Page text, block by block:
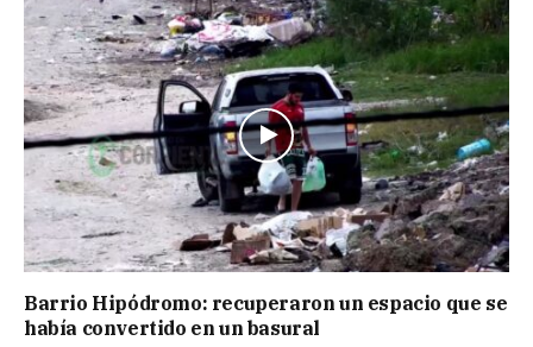
Barrio Hipódromo: recuperaron un espacio que se
había convertido en un basural